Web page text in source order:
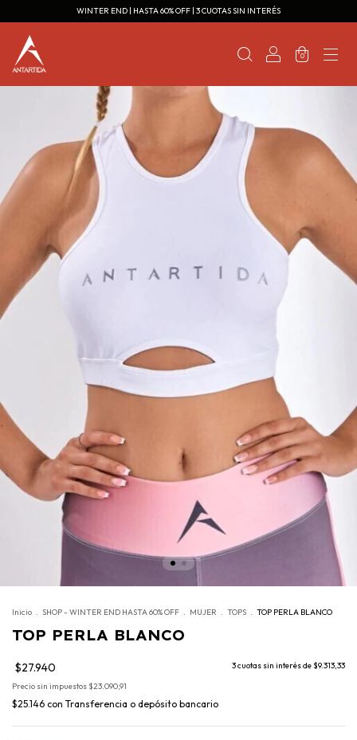
WINTER END | HASTA 60% OFF | 3 CUOTAS SIN INTERÉS
0
Inicio . SHOP - WINTER END HASTA 60% OFF . MUJER . TOPS . TOP PERLA BLANCO
TOP PERLA BLANCO
$27.940 3cuotas sin interés de$9.313,33
Precio sin impuestos $23.090,91
$25.146 con Transferencia o depósito bancario